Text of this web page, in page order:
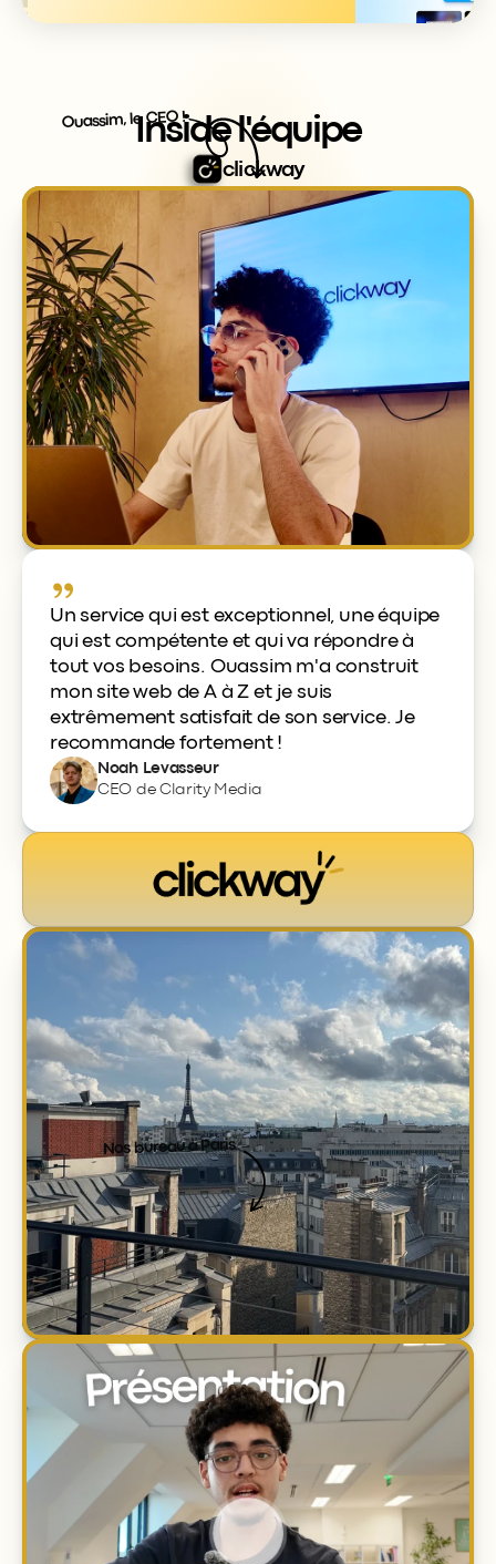
Inside l'équipe
clickway
Un service qui est exceptionnel, une équipe
qui est compétente et qui va répondre à
tout vos besoins. Ouassim m'a construit
mon site web de A à Z et je suis
extrêmement satisfait de son service. Je
recommande fortement !
Noah Levasseur
CEO de Clarity Media
Ouassim, le CEO !
Nos bureau à Paris